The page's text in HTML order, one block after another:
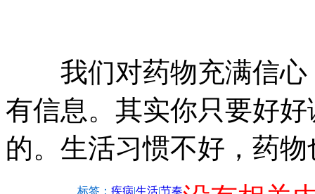
我们对药物充满信心
有信息。其实你只要好
的。生活习惯不好，药
标签： 疾病|生活|节奏